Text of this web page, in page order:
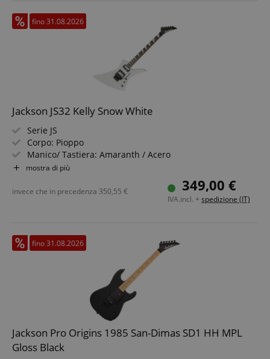
fino 31.08.2026
Jackson JS32 Kelly Snow White
Serie JS
Corpo: Pioppo
Manico/ Tastiera: Amaranth / Acero
Pickup: 2 x Jackson High-Output Humbucking
mostra di più
349,00 €
IVA.incl. + spedizione (IT)
invece che in precedenza 350,55 €
fino 31.08.2026
Jackson Pro Origins 1985 San-Dimas SD1 HH MPL
Gloss Black